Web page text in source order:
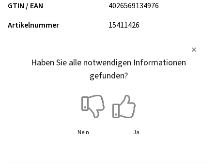
GTIN / EAN
4026569134976
Artikelnummer
15411426
Haben Sie alle notwendigen Informationen
gefunden?
Nein Ja